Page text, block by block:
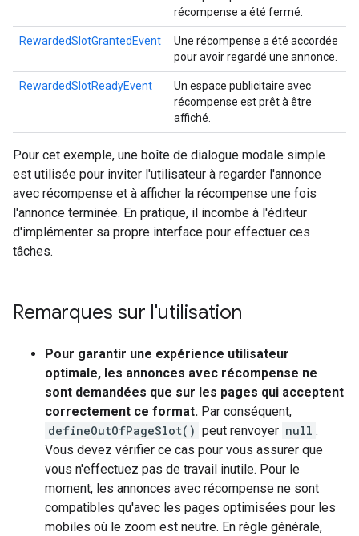
récompense a été fermé.
RewardedSlotGrantedEvent
Une récompense a été accordée
pour avoir regardé une annonce.
RewardedSlotReadyEvent
Un espace publicitaire avec
récompense est prêt à être
affiché.
Pour cet exemple, une boîte de dialogue modale simple
est utilisée pour inviter l'utilisateur à regarder l'annonce
avec récompense et à afficher la récompense une fois
l'annonce terminée. En pratique, il incombe à l'éditeur
d'implémenter sa propre interface pour effectuer ces
tâches.
Remarques sur l'utilisation
Pour garantir une expérience utilisateur
optimale, les annonces avec récompense ne
sont demandées que sur les pages qui acceptent
correctement ce format. Par conséquent,
defineOutOfPageSlot() peut renvoyer null .
Vous devez vérifier ce cas pour vous assurer que
vous n'effectuez pas de travail inutile. Pour le
moment, les annonces avec récompense ne sont
compatibles qu'avec les pages optimisées pour les
mobiles où le zoom est neutre. En règle générale,